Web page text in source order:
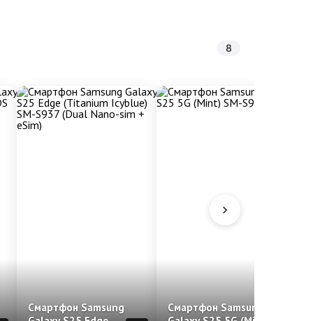
8
Смартфон Samsung
Смартфон Samsung